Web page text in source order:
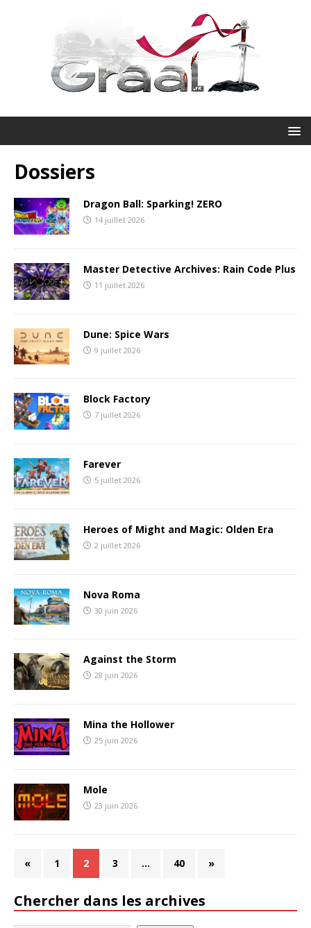
Dossiers
Dragon Ball: Sparking! ZERO
14 juillet 2026
Master Detective Archives: Rain Code Plus
11 juillet 2026
Dune: Spice Wars
9 juillet 2026
Block Factory
7 juillet 2026
Farever
5 juillet 2026
Heroes of Might and Magic: Olden Era
2 juillet 2026
Nova Roma
30 juin 2026
Against the Storm
28 juin 2026
Mina the Hollower
25 juin 2026
Mole
23 juin 2026
« 1 2 3 … 40 »
Chercher dans les archives